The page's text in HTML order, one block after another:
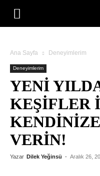
Ana Sayfa Deneyimlerim
Deneyimlerim
YENI
KEŞIFLER
VERIN!
Yazar Dilek Yeğinsü - Aralık 26,